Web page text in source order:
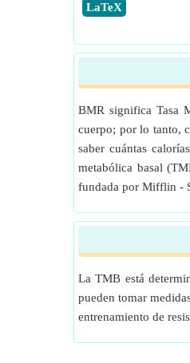
​LaTeX
BMR significa Tasa
cuerpo; por lo tanto,
saber cuántas
metabólica basal
fundada por Mifflin -
La TMB está
pueden tomar
entrenamiento de